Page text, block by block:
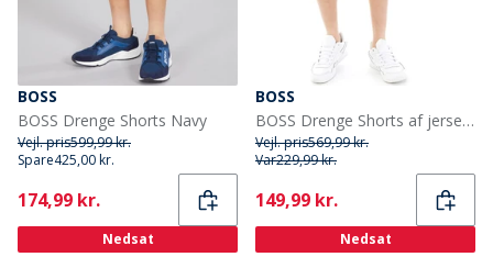
BOSS
BOSS Drenge Shorts Navy
Vejl. pris599,99 kr.
Spare425,00 kr.
Current
174,99 kr.
Nedsat
BOSS
BOSS Drenge Shorts af jerseystof Brun
Vejl. pris569,99 kr.
Var229,99 kr.
Current
149,99 kr.
Nedsat